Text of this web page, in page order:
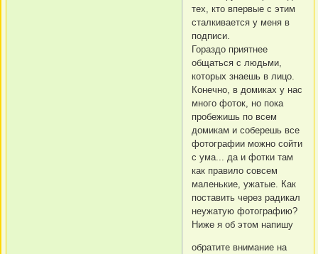
тех, кто впервые с этим
сталкивается у меня в
подписи.
Гораздо приятнее
общаться с людьми,
которых знаешь в лицо.
Конечно, в домиках у нас
много фоток, но пока
пробежишь по всем
домикам и соберешь все
фотографии можно сойти
с ума... да и фотки там
как правило совсем
маленькие, ужатые. Как
поставить через радикал
неужатую фотографию?
Ниже я об этом напишу
обратите внимание на